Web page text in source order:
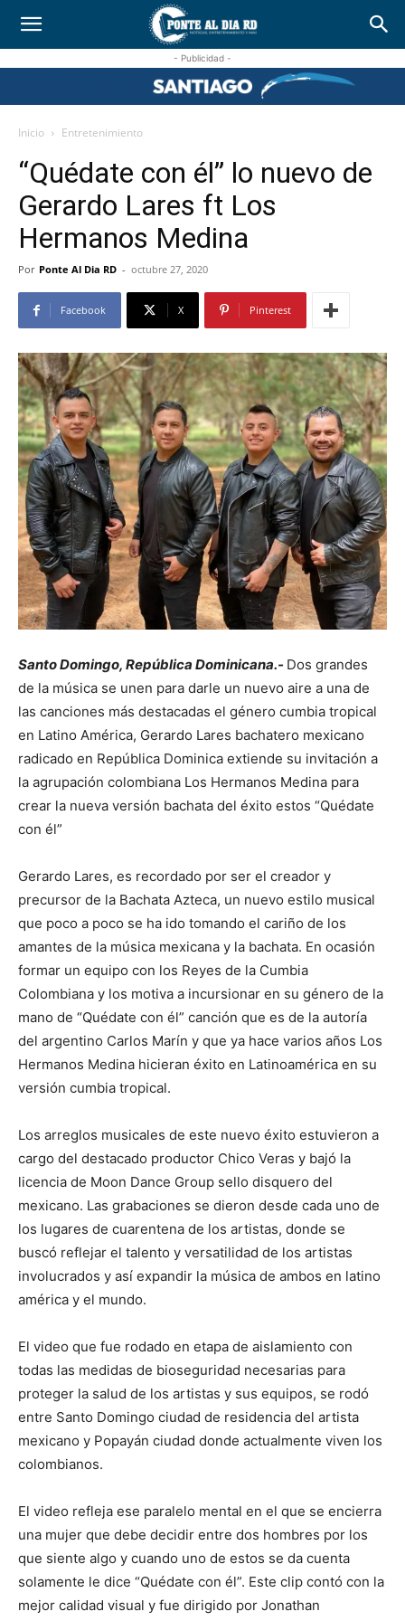
- Publicidad -
Inicio Entretenimiento
“Quédate con él” lo nuevo de
Gerardo Lares ft Los
Hermanos Medina
Por Ponte Al Dia RD - octubre 27, 2020
Facebook X Pinterest
Santo Domingo, República Dominicana.- Dos grandes
de la música se unen para darle un nuevo aire a una de
las canciones más destacadas el género cumbia tropical
en Latino América, Gerardo Lares bachatero mexicano
radicado en República Dominica extiende su invitación a
la agrupación colombiana Los Hermanos Medina para
crear la nueva versión bachata del éxito estos “Quédate
con él”
Gerardo Lares, es recordado por ser el creador y
precursor de la Bachata Azteca, un nuevo estilo musical
que poco a poco se ha ido tomando el cariño de los
amantes de la música mexicana y la bachata. En ocasión
formar un equipo con los Reyes de la Cumbia
Colombiana y los motiva a incursionar en su género de la
mano de “Quédate con él” canción que es de la autoría
del argentino Carlos Marín y que ya hace varios años Los
Hermanos Medina hicieran éxito en Latinoamérica en su
versión cumbia tropical.
Los arreglos musicales de este nuevo éxito estuvieron a
cargo del destacado productor Chico Veras y bajó la
licencia de Moon Dance Group sello disquero del
mexicano. Las grabaciones se dieron desde cada uno de
los lugares de cuarentena de los artistas, donde se
buscó reflejar el talento y versatilidad de los artistas
involucrados y así expandir la música de ambos en latino
américa y el mundo.
El video que fue rodado en etapa de aislamiento con
todas las medidas de bioseguridad necesarias para
proteger la salud de los artistas y sus equipos, se rodó
entre Santo Domingo ciudad de residencia del artista
mexicano y Popayán ciudad donde actualmente viven los
colombianos.
El video refleja ese paralelo mental en el que se encierra
una mujer que debe decidir entre dos hombres por los
que siente algo y cuando uno de estos se da cuenta
solamente le dice “Quédate con él”. Este clip contó con la
mejor calidad visual y fue dirigido por Jonathan